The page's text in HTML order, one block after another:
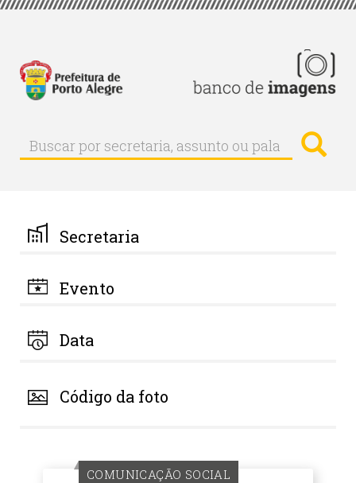
Pular
principal
Buscar
Buscar
por
palavra-
chave
Secretaria
Evento
Data
Código da foto
COMUNICAÇÃO SOCIAL